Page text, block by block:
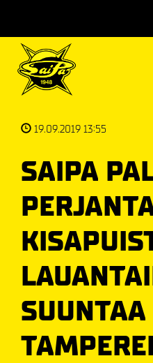
19.09.2019 13:55
SAIPA
SUUNTAA